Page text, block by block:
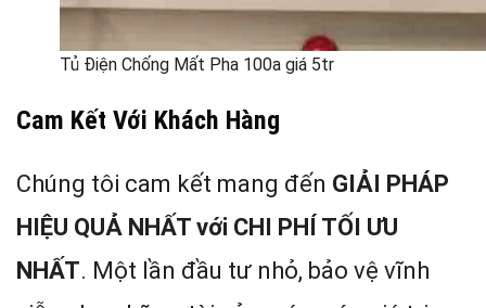
Tủ Điện Chống Mất Pha 100a giá 5tr
Cam Kết Với Khách Hàng
Chúng tôi cam kết mang đến GIẢI PHÁP
HIỆU QUẢ NHẤT với CHI PHÍ TỐI ƯU
NHẤT. Một lần đầu tư nhỏ, bảo vệ vĩnh